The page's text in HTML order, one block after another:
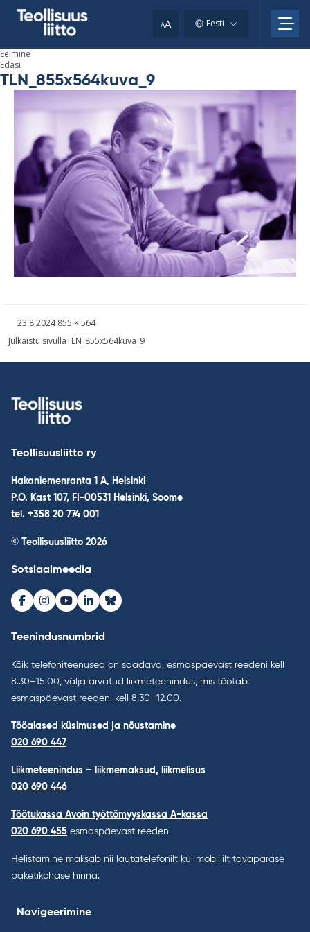
AA Eesti
Eelmine
Edasi
TLN_855x564kuva_9
Kirjoitettu
23.8.2024 Täysikokoinen
855 × 564
Post
Julkaistu sivullaTLN_855x564kuva_9
Teollisuusliitto ry
Hakaniemenranta 1 A, Helsinki
P.O. Kast 107, FI-00531 Helsinki, Soome
tel. +358 20 774 001
© Teollisuusliitto 2026
Sotsiaalmeedia
Facebook
Instagram
Youtube
LinkedInBluesky
Teenindusnumbrid
Kõik telefoniteenused on saadaval esmaspäevast reedeni kell
8.30–15.00, välja arvatud liikmeteenindus, mis töötab
esmaspäevast reedeni kell 8.30–12.00.
Tööalased küsimused ja nõustamine
020 690 447
Liikmeteenindus – liikmemaksud, liikmelisus
020 690 446
Töötukassa Avoin työttömyyskassa A-kassa
020 690 455 esmaspäevast reedeni
Helistamine maksab nii lautatelefonilt kui mobiililt tavapärase
paketikohase hinna.
Navigeerimine